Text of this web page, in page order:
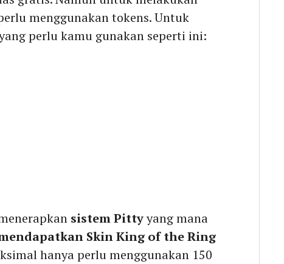
menggunakan tokens. Untuk
perlu kamu gunakan seperti ini:
sistem Pittyyang mana
Skin King of the Ring
hanya perlu menggunakan 150